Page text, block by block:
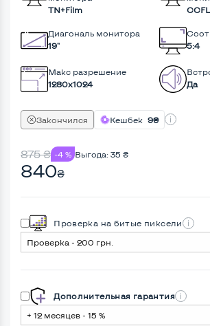
TN+Film
CCFL
Диагональ монитора
19"
5:4
Макс разрешение
1280x1024
Да
Закончился Кешбек 9₴
875₴ -4 % Выгода: 35 ₴
840₴
Проверка на битые пиксели
Дополнительная гарантия